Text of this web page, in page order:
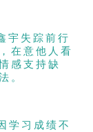
宇失踪前行
在意他人看
感支持缺
。
学习成绩不